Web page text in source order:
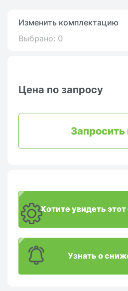
Изменить комплектацию
Выбрано: 0
Цена по запросу
Хотите увидеть
Узнать о